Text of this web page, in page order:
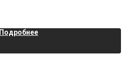
Подробнее